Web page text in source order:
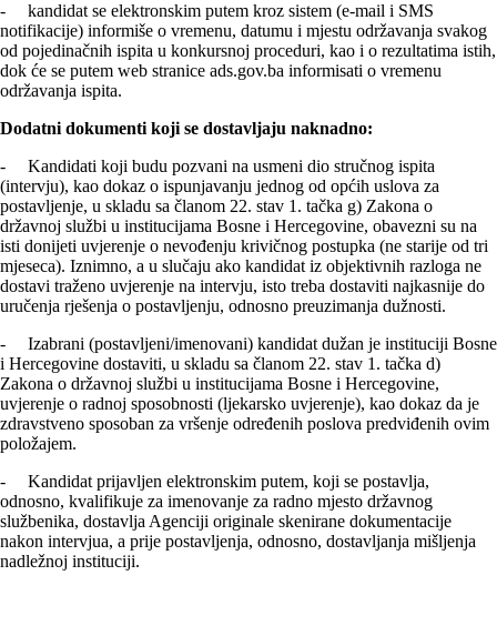
- kandidat se elektronskim putem kroz sistem (e-mail i SMS
notifikacije) informiše o vremenu, datumu i mjestu održavanja svakog
od pojedinačnih ispita u konkursnoj proceduri, kao i o rezultatima istih,
dok će se putem web stranice ads.gov.ba informisati o vremenu
održavanja ispita.
Dodatni dokumenti koji se dostavljaju naknadno:
- Kandidati koji budu pozvani na usmeni dio stručnog ispita
(intervju), kao dokaz o ispunjavanju jednog od općih uslova za
postavljenje, u skladu sa članom 22. stav 1. tačka g) Zakona o
državnoj službi u institucijama Bosne i Hercegovine, obavezni su na
isti donijeti uvjerenje o nevođenju krivičnog postupka (ne starije od tri
mjeseca). Iznimno, a u slučaju ako kandidat iz objektivnih razloga ne
dostavi traženo uvjerenje na intervju, isto treba dostaviti najkasnije do
uručenja rješenja o postavlјenju, odnosno preuzimanja dužnosti.
- Izabrani (postavljeni/imenovani) kandidat dužan je instituciji Bosne
i Hercegovine dostaviti, u skladu sa članom 22. stav 1. tačka d)
Zakona o državnoj službi u institucijama Bosne i Hercegovine,
uvjerenje o radnoj sposobnosti (ljekarsko uvjerenje), kao dokaz da je
zdravstveno sposoban za vršenje određenih poslova predviđenih ovim
položajem.
- Kandidat prijavljen elektronskim putem, koji se postavlja,
odnosno, kvalifikuje za imenovanje za radno mjesto državnog
službenika, dostavlja Agenciji originale skenirane dokumentacije
nakon intervjua, a prije postavljenja, odnosno, dostavljanja mišljenja
nadležnoj instituciji.